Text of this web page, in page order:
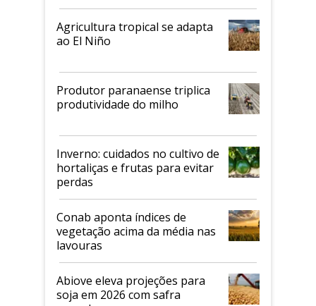
Agricultura tropical se adapta
ao El Niño
Produtor paranaense triplica
produtividade do milho
Inverno: cuidados no cultivo de
hortaliças e frutas para evitar
perdas
Conab aponta índices de
vegetação acima da média nas
lavouras
Abiove eleva projeções para
soja em 2026 com safra